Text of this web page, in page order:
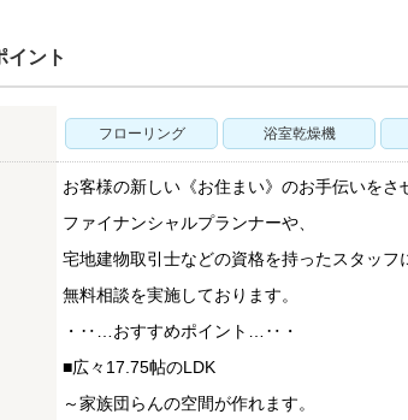
イント
フローリング 浴室乾燥機
お客様の新しい《お住まい》のお手伝いをさ
ファイナンシャルプランナーや、
宅地建物取引士などの資格を持ったスタッフ
無料相談を実施しております。
・‥…おすすめポイント…‥・
■広々17.75帖のLDK
～家族団らんの空間が作れます。